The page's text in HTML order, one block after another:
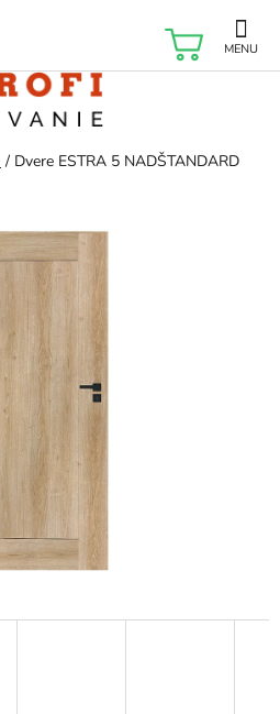
/ Dvere ESTRA 5 NADŠTANDARD